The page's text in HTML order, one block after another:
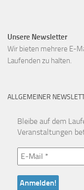
Unsere Newsletter
Wir bieten mehrere E-
Laufenden zu halten.
ALLGEMEINER
Bleibe auf dem
Veranstaltungen